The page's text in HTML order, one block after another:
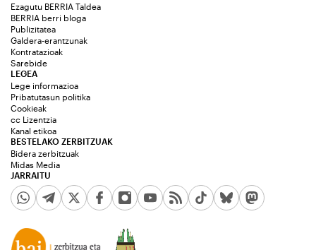
Ezagutu BERRIA Taldea
BERRIA berri bloga
Publizitatea
Galdera-erantzunak
Kontratazioak
Sarebide
JARRAITU
LEGEA
Lege informazioa
Pribatutasun politika
Cookieak
cc Lizentzia
Kanal etikoa
BESTELAKO ZERBITZUAK
Bidera zerbitzuak
Midas Media